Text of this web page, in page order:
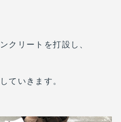
クリートを打設し、
ていきます。